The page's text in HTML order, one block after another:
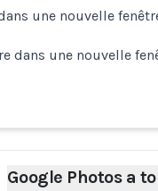
une nouvelle
dans une nouvelle
Google Photos a